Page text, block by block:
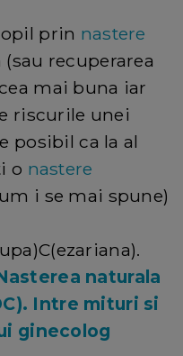
prin nastere
recuperarea
mai buna iar
riscurile unei
posibil ca la al
o nastere
i se mai spune)
naturala
Intre mituri si
ginecolog